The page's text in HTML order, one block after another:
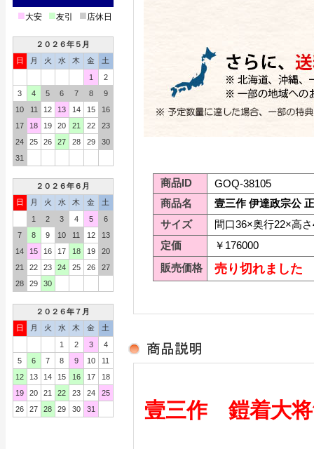
■大安 ■友引 ■店休日
２０２６年５月
日
月 火 水 木 金
土
1
2
3
4 5 6 7 8
9
10
11 12 13 14 15
16
17
18 19 20 21 22
23
24
25 26 27 28 29
30
31
２０２６年６月
日
月 火 水 木 金
土
1
2 3 4 5
6
7
8 9 10 11 12
13
14
15 16 17 18 19
20
21
22 23 24 25 26
27
28
29 30
２０２６年７月
日
月 火 水 木 金
土
1
2 3
4
5
6 7 8 9 10
11
12
13 14 15 16 17
18
19
20 21 22 23 24
25
26
27 28 29 30 31
商品ID
GOQ-38105
商品名
壹三作 伊達政宗公
サイズ
間口36×奥行22×高
定価
￥176000
販売価格
売り切れました
壹三作 鎧着大